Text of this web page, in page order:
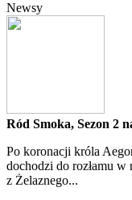
Newsy
Ród Smoka, Sezon 2
Po koronacji króla
dochodzi do rozłamu
z Żelaznego...